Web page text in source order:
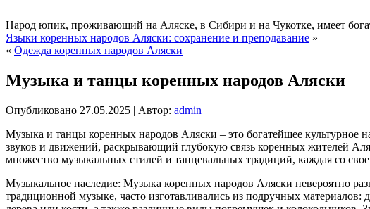
Народ юпик, проживающий на Аляске, в Сибири и на Чукотке, имеет
Языки коренных народов Аляски: сохранение и преподавание »
« Одежда коренных народов Аляски
Музыка и танцы коренных народов Аляски
Опубликовано 27.05.2025 | Автор: admin
Музыка и танцы коренных народов Аляски – это богатейшее культурное
звуков и движений, раскрывающий глубокую связь коренных жителей
множество музыкальных стилей и танцевальных традиций, каждая со
Музыкальное наследие: Музыка коренных народов Аляски невероятно
традиционной музыке, часто изготавливались из подручных